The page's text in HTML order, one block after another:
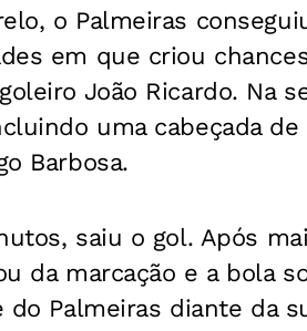
o Palmeiras
em que criou
João Ricardo. Na
uma cabeçada
Barbosa.
saiu o gol. Após
da marcação e a bola
do Palmeiras diante da